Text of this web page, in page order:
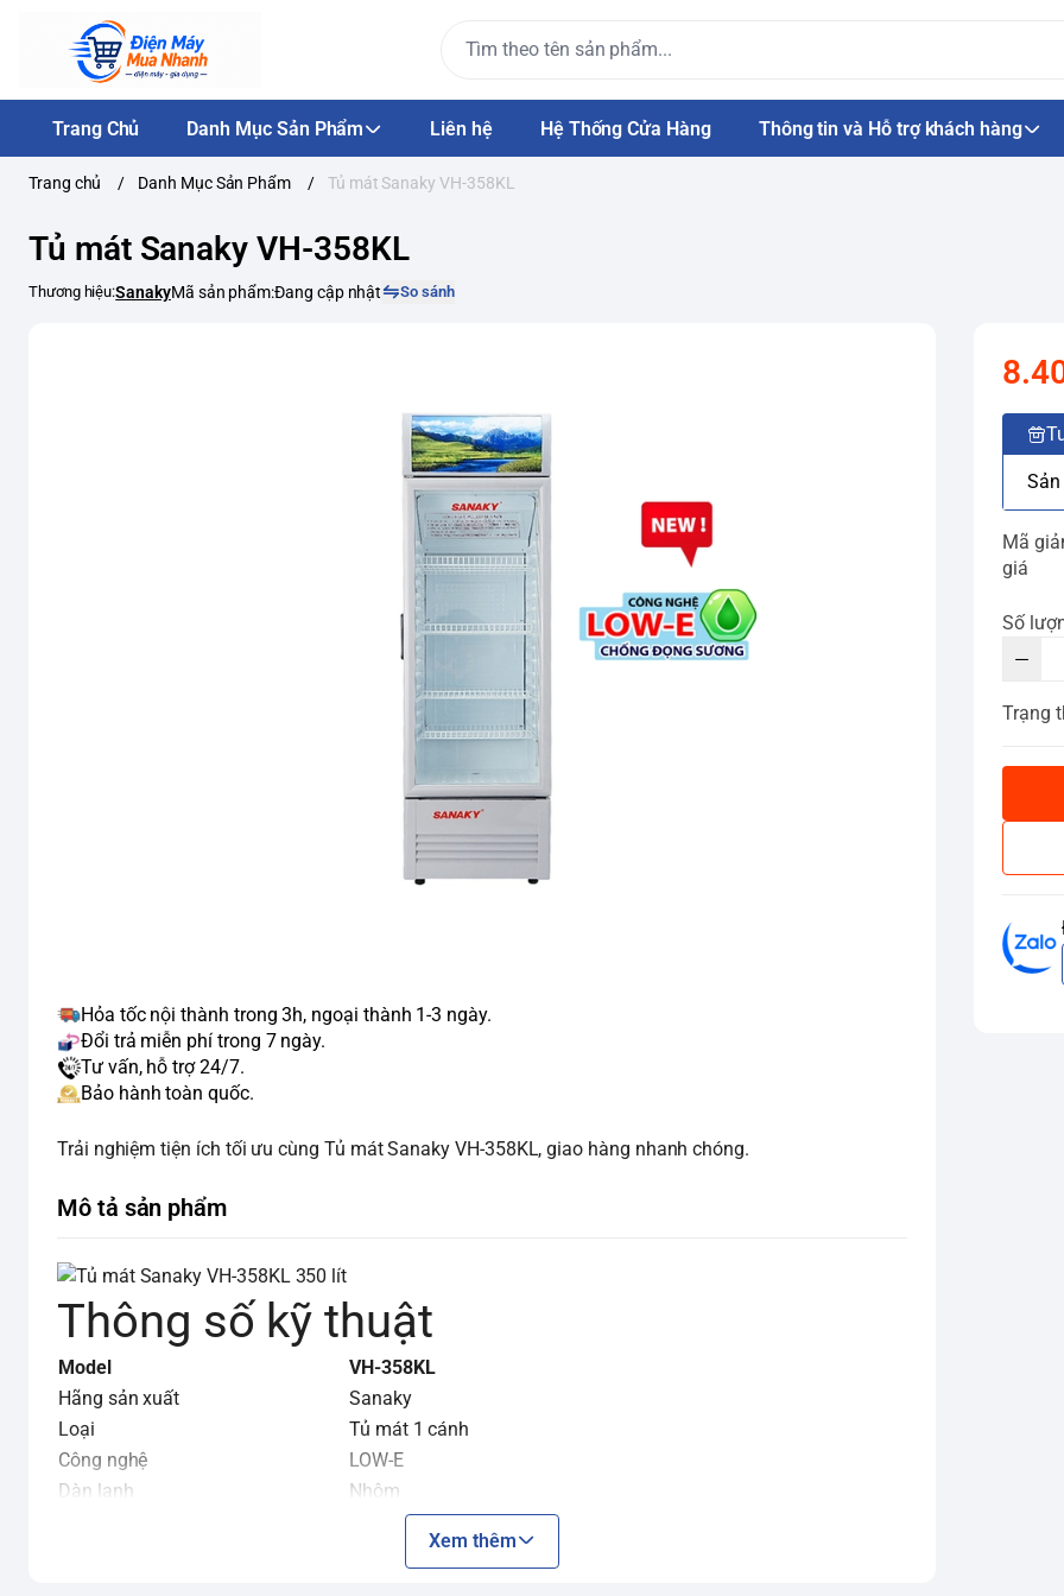
Trang Chủ Danh Mục Sản Phẩm Liên hệ Hệ Thống Cửa Hàng Thông tin và Hỗ trợ khách hàng
Trang chủ / Danh Mục Sản Phẩm / Tủ mát Sanaky VH-358KL
Tủ mát Sanaky VH-358KL
Thương hiệu:SanakyMã sản phẩm:Đang cập nhật So sánh
Mã
giá
Số
Trạng
Hỏa tốc nội thành trong 3h, ngoại thành 1-3 ngày.
Đổi trả miễn phí trong 7 ngày.
Tư vấn, hỗ trợ 24/7.
Bảo hành toàn quốc.
Trải nghiệm tiện ích tối ưu cùng Tủ mát Sanaky VH-358KL, giao hàng nhanh chóng.
Mô tả sản phẩm
Thông số kỹ thuật
Model
VH-358KL
Hãng sản xuất
Sanaky
Loại
Tủ mát 1 cánh
Công nghệ
LOW-E
Dàn lạnh
Nhôm
350 lít/290 lít
Xem thêm